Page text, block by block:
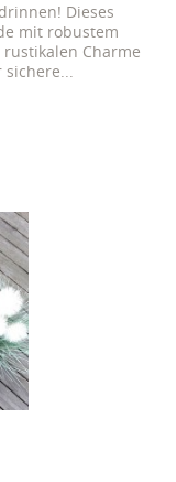
Dieses
mit robustem
Charme
sichere...